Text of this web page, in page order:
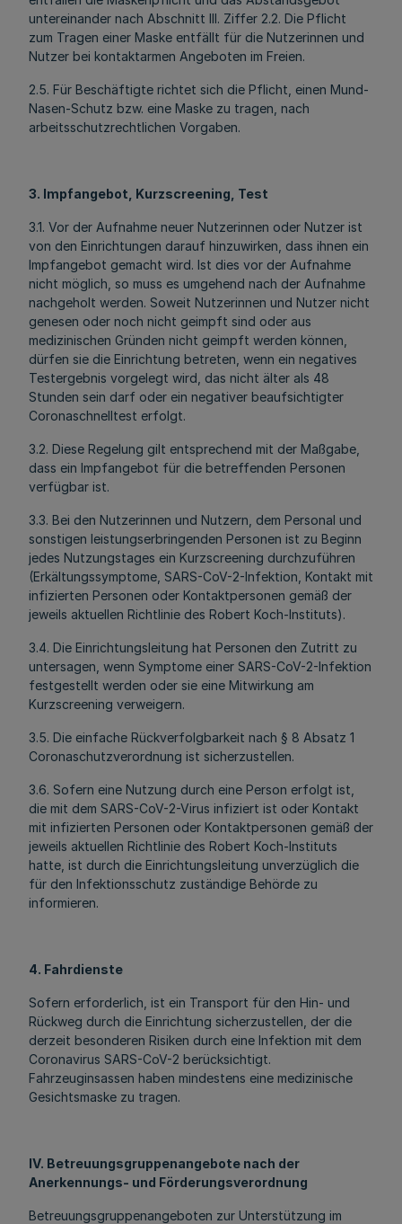
untereinander nach Abschnitt III. Ziffer 2.2. Die Pflicht
zum Tragen einer Maske entfällt für die Nutzerinnen und
Nutzer bei kontaktarmen Angeboten im Freien.
2.5. Für Beschäftigte richtet sich die Pflicht, einen Mund-
Nasen-Schutz bzw. eine Maske zu tragen, nach
arbeitsschutzrechtlichen Vorgaben.
3. Impfangebot, Kurzscreening, Test
3.1. Vor der Aufnahme neuer Nutzerinnen oder Nutzer ist
von den Einrichtungen darauf hinzuwirken, dass ihnen ein
Impfangebot gemacht wird. Ist dies vor der Aufnahme
nicht möglich, so muss es umgehend nach der Aufnahme
nachgeholt werden. Soweit Nutzerinnen und Nutzer nicht
genesen oder noch nicht geimpft sind oder aus
medizinischen Gründen nicht geimpft werden können,
dürfen sie die Einrichtung betreten, wenn ein negatives
Testergebnis vorgelegt wird, das nicht älter als 48
Stunden sein darf oder ein negativer beaufsichtigter
Coronaschnelltest erfolgt.
3.2. Diese Regelung gilt entsprechend mit der Maßgabe,
dass ein Impfangebot für die betreffenden Personen
verfügbar ist.
3.3. Bei den Nutzerinnen und Nutzern, dem Personal und
sonstigen leistungserbringenden Personen ist zu Beginn
jedes Nutzungstages ein Kurzscreening durchzuführen
(Erkältungssymptome, SARS-CoV-2-Infektion, Kontakt mit
infizierten Personen oder Kontaktpersonen gemäß der
jeweils aktuellen Richtlinie des Robert Koch-Instituts).
3.4. Die Einrichtungsleitung hat Personen den Zutritt zu
untersagen, wenn Symptome einer SARS-CoV-2-Infektion
festgestellt werden oder sie eine Mitwirkung am
Kurzscreening verweigern.
3.5. Die einfache Rückverfolgbarkeit nach § 8 Absatz 1
Coronaschutzverordnung ist sicherzustellen.
3.6. Sofern eine Nutzung durch eine Person erfolgt ist,
die mit dem SARS-CoV-2-Virus infiziert ist oder Kontakt
mit infizierten Personen oder Kontaktpersonen gemäß der
jeweils aktuellen Richtlinie des Robert Koch-Instituts
hatte, ist durch die Einrichtungsleitung unverzüglich die
für den Infektionsschutz zuständige Behörde zu
informieren.
4. Fahrdienste
Sofern erforderlich, ist ein Transport für den Hin- und
Rückweg durch die Einrichtung sicherzustellen, der die
derzeit besonderen Risiken durch eine Infektion mit dem
Coronavirus SARS-CoV-2 berücksichtigt.
Fahrzeuginsassen haben mindestens eine medizinische
Gesichtsmaske zu tragen.
IV. Betreuungsgruppenangebote nach der
Anerkennungs- und Förderungsverordnung
Betreuungsgruppenangeboten zur Unterstützung im